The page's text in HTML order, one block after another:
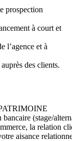
prospection
à court et
l’agence et à
des clients.
(stage/
la relation
aisance